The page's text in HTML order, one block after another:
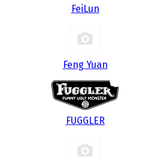
FeiLun
Feng Yuan
FUGGLER